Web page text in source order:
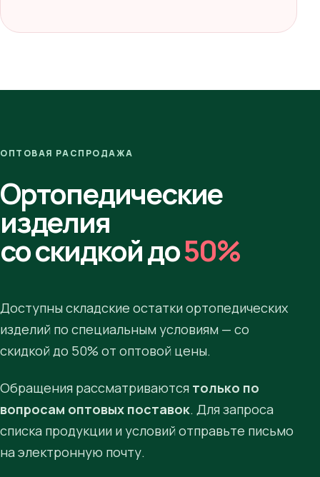
ОПТОВАЯ РАСПРОДАЖА
Ортопедические
изделия
со скидкой до50%
Доступны складские остатки ортопедических
изделий по специальным условиям — со
скидкой до 50% от оптовой цены.
Обращения рассматриваются только по
вопросам оптовых поставок. Для запроса
списка продукции и условий отправьте письмо
на электронную почту.